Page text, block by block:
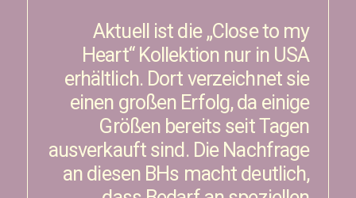
Aktuell ist die „Close to my
Heart“ Kollektion nur in USA
erhältlich. Dort verzeichnet sie
einen großen Erfolg, da einige
Größen bereits seit Tagen
ausverkauft sind. Die Nachfrage
an diesen BHs macht deutlich,